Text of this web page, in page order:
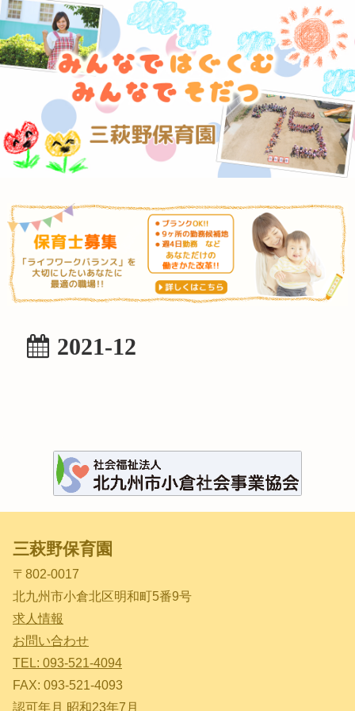
2021-12
三萩野保育園
〒802-0017
北九州市小倉北区明和町5番9号
求人情報
お問い合わせ
TEL: 093-521-4094
FAX: 093-521-4093
認可年月 昭和23年7月